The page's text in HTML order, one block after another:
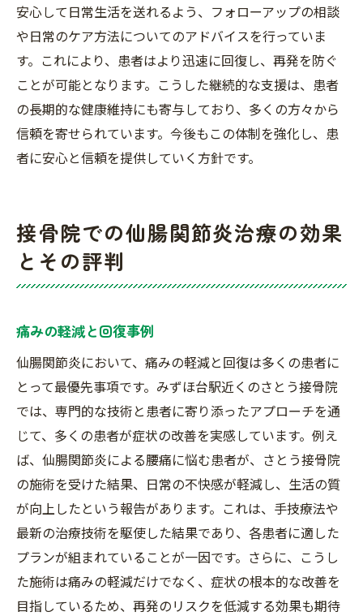
安心して日常生活を送れるよう、フォローアップの相談
や日常のケア方法についてのアドバイスを行っていま
す。これにより、患者はより迅速に回復し、再発を防ぐ
ことが可能となります。こうした継続的な支援は、患者
の長期的な健康維持にも寄与しており、多くの方々から
信頼を寄せられています。今後もこの体制を強化し、患
者に安心と信頼を提供していく方針です。
接骨院での仙腸関節炎治療の効果
とその評判
痛みの軽減と回復事例
仙腸関節炎において、痛みの軽減と回復は多くの患者に
とって最優先事項です。みずほ台駅近くのさとう接骨院
では、専門的な技術と患者に寄り添ったアプローチを通
じて、多くの患者が症状の改善を実感しています。例え
ば、仙腸関節炎による腰痛に悩む患者が、さとう接骨院
の施術を受けた結果、日常の不快感が軽減し、生活の質
が向上したという報告があります。これは、手技療法や
最新の治療技術を駆使した結果であり、各患者に適した
プランが組まれていることが一因です。さらに、こうし
た施術は痛みの軽減だけでなく、症状の根本的な改善を
目指しているため、再発のリスクを低減する効果も期待